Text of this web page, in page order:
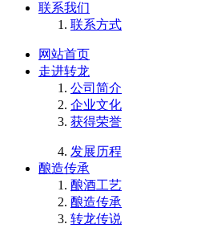
联系我们
联系方式
网站首页
走进转龙
公司简介
企业文化
获得荣誉
发展历程
酿造传承
酿酒工艺
酿造传承
转龙传说